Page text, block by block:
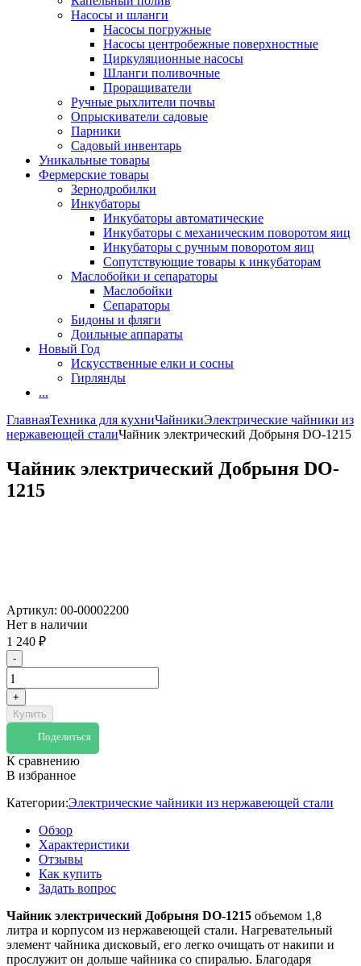
Насосы и шланги
Насосы погружные
Насосы центробежные поверхностные
Циркуляционные насосы
Шланги поливочные
Проращиватели
Ручные рыхлители почвы
Опрыскиватели садовые
Парники
Садовый инвентарь
Уникальные товары
Фермерские товары
Зернодробилки
Инкубаторы
Инкубаторы автоматические
Инкубаторы с механическим поворотом яиц
Инкубаторы с ручным поворотом яиц
Сопутствующие товары к инкубаторам
Маслобойки и сепараторы
Маслобойки
Сепараторы
Бидоны и фляги
Доильные аппараты
Новый Год
Искусственные елки и сосны
Гирлянды
...
ГлавнаяТехника для кухниЧайникиЭлектрические чайники из
нержавеющей сталиЧайник электрический Добрыня DO-1215
Чайник электрический Добрыня DO-
1215
Артикул: 00-00002200
Нет в наличии
1 240 ₽
-
+
Купить
Поделиться
К сравнению
В избранное
Категории:Электрические чайники из нержавеющей стали
Обзор
Характеристики
Отзывы
Как купить
Задать вопрос
Чайник электрический Добрыня DO-1215 объемом 1,8
литра и корпусом из нержавеющей стали. Нагревательный
элемент чайника дисковый, его легко очищать от накипи и
прослужит он дольше чайника со спиралью. Благодаря